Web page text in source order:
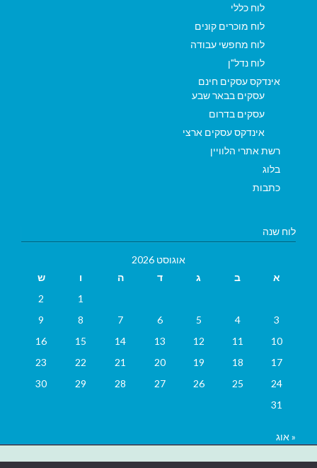
לוח כללי
לוח מוכרים קונים
לוח מחפשי עבודה
לוח נדל"ן
אינדקס עסקים חינם
עסקים בבאר שבע
עסקים בדרום
אינדקס עסקים ארצי
רשת אתרי הלוויין
בלוג
כתבות
לוח שנה
אוגוסט 2026
א
ב ג ד ה ו
ש
1
2
3
4
5
6
7
8
9
10
11
12
13
14
15
16
17
18
19
20
21
22
23
24
25
26
27
28
29
30
31
« אוג